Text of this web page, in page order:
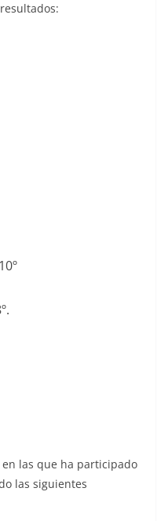
en las que ha participado
las siguientes